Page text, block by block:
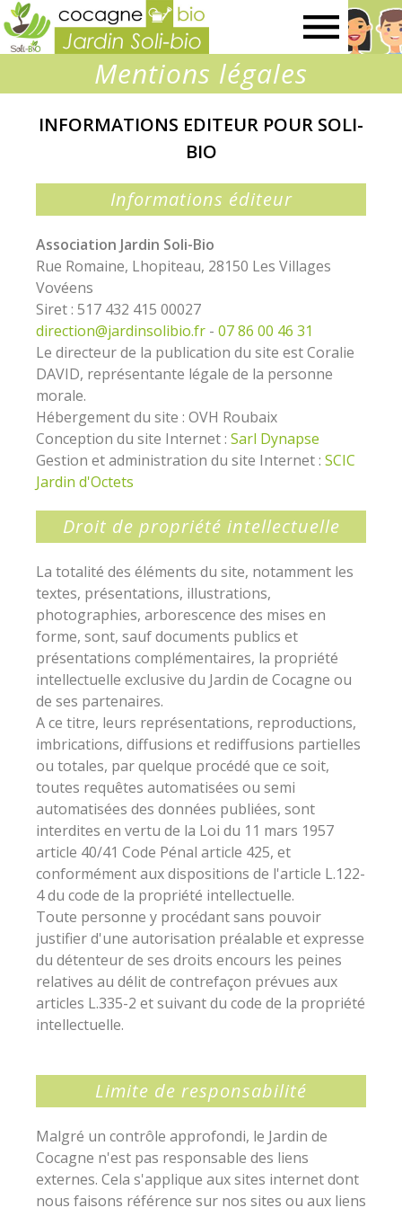
SOLI-
BIO
Mentions légales
INFORMATIONS EDITEUR POUR SOLI-
BIO
Informations éditeur
Association Jardin Soli-Bio
Rue Romaine, Lhopiteau, 28150 Les Villages
Vovéens
Siret : 517 432 415 00027
direction@jardinsolibio.fr - 07 86 00 46 31
Le directeur de la publication du site est Coralie
DAVID, représentante légale de la personne
morale.
Hébergement du site : OVH Roubaix
Conception du site Internet : Sarl Dynapse
Gestion et administration du site Internet : SCIC
Jardin d'Octets
Droit de propriété intellectuelle
La totalité des éléments du site, notamment les
textes, présentations, illustrations,
photographies, arborescence des mises en
forme, sont, sauf documents publics et
présentations complémentaires, la propriété
intellectuelle exclusive du Jardin de Cocagne ou
de ses partenaires.
A ce titre, leurs représentations, reproductions,
imbrications, diffusions et rediffusions partielles
ou totales, par quelque procédé que ce soit,
toutes requêtes automatisées ou semi
automatisées des données publiées, sont
interdites en vertu de la Loi du 11 mars 1957
article 40/41 Code Pénal article 425, et
conformément aux dispositions de l'article L.122-
4 du code de la propriété intellectuelle.
Toute personne y procédant sans pouvoir
justifier d'une autorisation préalable et expresse
du détenteur de ses droits encours les peines
relatives au délit de contrefaçon prévues aux
articles L.335-2 et suivant du code de la propriété
intellectuelle.
Limite de responsabilité
Malgré un contrôle approfondi, le Jardin de
Cocagne n'est pas responsable des liens
externes. Cela s'applique aux sites internet dont
nous faisons référence sur nos sites ou aux liens